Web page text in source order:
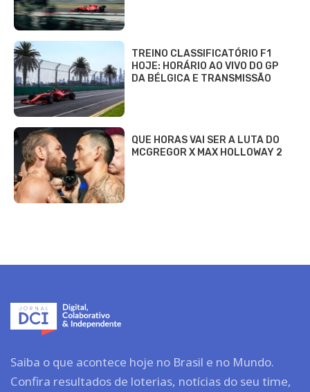
TREINO CLASSIFICATÓRIO F1
HOJE: HORÁRIO AO VIVO DO GP
DA BÉLGICA E TRANSMISSÃO
QUE HORAS VAI SER A LUTA DO
MCGREGOR X MAX HOLLOWAY 2
Saiba o que acontece hoje no Brasil e no Mundo.
Confira resultados de loterias, notícias do seu time,